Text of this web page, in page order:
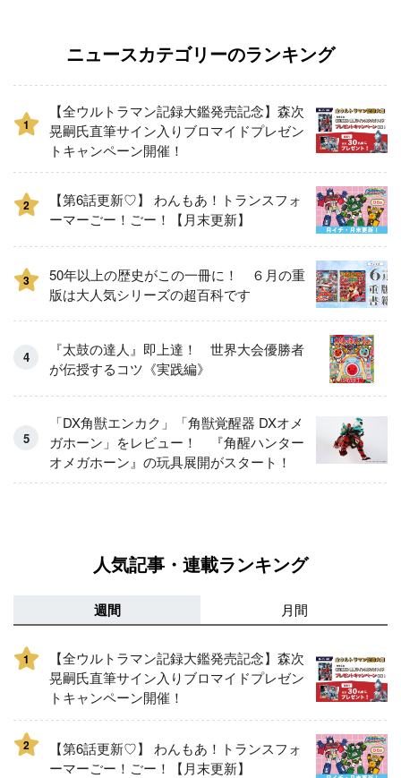
ニュースカテゴリーのランキング
1
【全ウルトラマン記録大鑑発売記念】森次
晃嗣氏直筆サイン入りブロマイドプレゼン
トキャンペーン開催！
2
【第6話更新♡】 わんもあ！トランスフォ
ーマーごー！ごー！【月末更新】
3
50年以上の歴史がこの一冊に！ ６月の重
版は大人気シリーズの超百科です
『太鼓の達人』即上達！ 世界大会優勝者
が伝授するコツ《実践編》
「DX角獣エンカク」「角獣覚醒器 DXオメ
ガホーン」をレビュー！ 『角醒ハンター
オメガホーン』の玩具展開がスタート！
人気記事・連載ランキング
週間 月間
1
【全ウルトラマン記録大鑑発売記念】森次
晃嗣氏直筆サイン入りブロマイドプレゼン
トキャンペーン開催！
2
【第6話更新♡】 わんもあ！トランスフォ
ーマーごー！ごー！【月末更新】